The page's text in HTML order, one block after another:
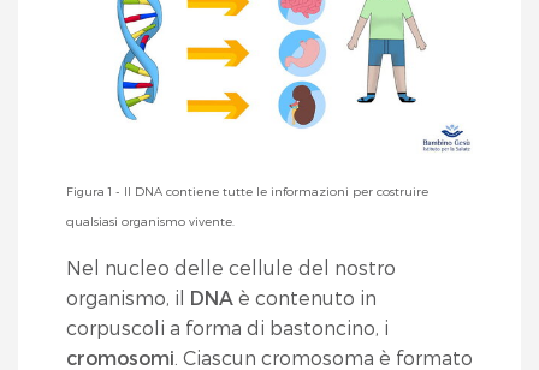
Figura 1 - Il DNA contiene tutte le informazioni per costruire
qualsiasi organismo vivente.
Nel nucleo delle cellule del nostro
organismo, il DNA è contenuto in
corpuscoli a forma di bastoncino, i
cromosomi . Ciascun cromosoma è formato